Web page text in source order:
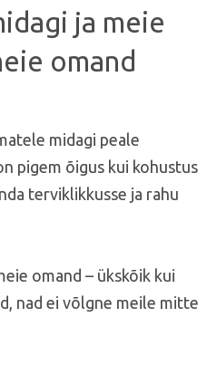
ja meie
omand
midagi peale
pigem õigus kui kohustus
terviklikkusse ja rahu
omand – ükskõik kui
nad ei võlgne meile mitte